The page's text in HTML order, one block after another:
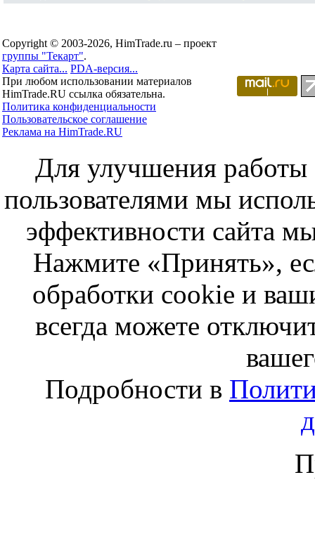
Copyright © 2003-2026, HimTrade.ru – проект
группы "Текарт".
Карта сайта... PDA-версия...
При любом использовании материалов
HimTrade.RU ссылка обязательна.
Политика конфиденциальности
Пользовательское соглашение
Реклама на HimTrade.RU
Для улучшения работы
пользователями мы
эффективности сайта
Нажмите «Принять»,
обработки cookie и
всегда можете
Подробности в